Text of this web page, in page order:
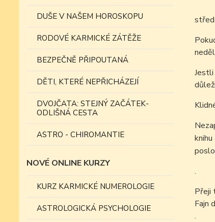
DUŠE V NAŠEM HOROSKOPU
RODOVÉ KARMICKÉ ZÁTĚŽE
BEZPEČNĚ PŘIPOUTANÁ
DĚTI, KTERÉ NEPŘICHÁZEJÍ
DVOJČATA: STEJNÝ ZAČÁTEK-
ODLIŠNÁ CESTA
ASTRO - CHIROMANTIE
NOVÉ ONLINE KURZY
KURZ KARMICKÉ NUMEROLOGIE
ASTROLOGICKÁ PSYCHOLOGIE
.
Přeji
Fajn
.